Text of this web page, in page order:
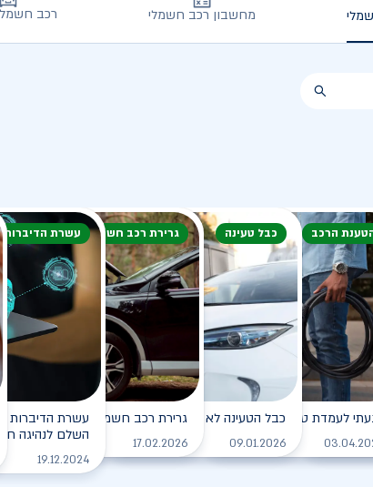
מחשבון רכב חשמלי רכב
לקריאה
החשמלי בחורף?
לקריאה
הרכב
לעמדת טעינה, מה עלי לעשות?
לקריאה
כבל טעינה
כבל הטעינה לא משתחרר מהרכב. מה עושים?
09.01.2026 לקריאה
גרירת רכב חשמלי
גרירת רכב חשמלי - מה עושים?
17.02.2026
עשרת הדיברות
עשרת הדיברות
השלם לנהיגה
19.12.2024